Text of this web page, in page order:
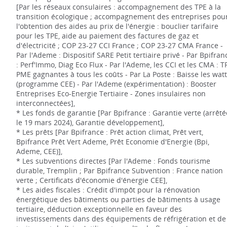
[Par les réseaux consulaires : accompagnement des TPE à la
transition écologique ; accompagnement des entreprises
l'obtention des aides au prix de l'énergie : bouclier tarifaire
pour les TPE, aide au paiement des factures de gaz et
d'électricité ; COP 23-27 CCI France ; COP 23-27 CMA France -
Par l'Ademe : Dispositif SARE Petit tertiaire privé - Par
: Perf'Immo, Diag Eco Flux - Par l'Ademe, les CCI et les CMA :
PME gagnantes à tous les coûts - Par La Poste : Baisse les
(programme CEE) - Par l'Ademe (expérimentation) : Booster
Entreprises Eco-Energie Tertiaire - Zones insulaires non
interconnectées],
* Les fonds de garantie [Par Bpifrance : Garantie verte
le 19 mars 2024), Garantie développement],
* Les prêts [Par Bpifrance : Prêt action climat, Prêt vert,
Bpifrance Prêt Vert Ademe, Prêt Economie d'Energie (Bpi,
Ademe, CEE)],
* Les subventions directes [Par l'Ademe : Fonds tourisme
durable, Tremplin ; Par Bpifrance Subvention : France nation
verte ; Certificats d'économie d'énergie CEE],
* Les aides fiscales : Crédit d'impôt pour la rénovation
énergétique des bâtiments ou parties de bâtiments à usage
tertiaire, déduction exceptionnelle en faveur des
investissements dans des équipements de réfrigération et de